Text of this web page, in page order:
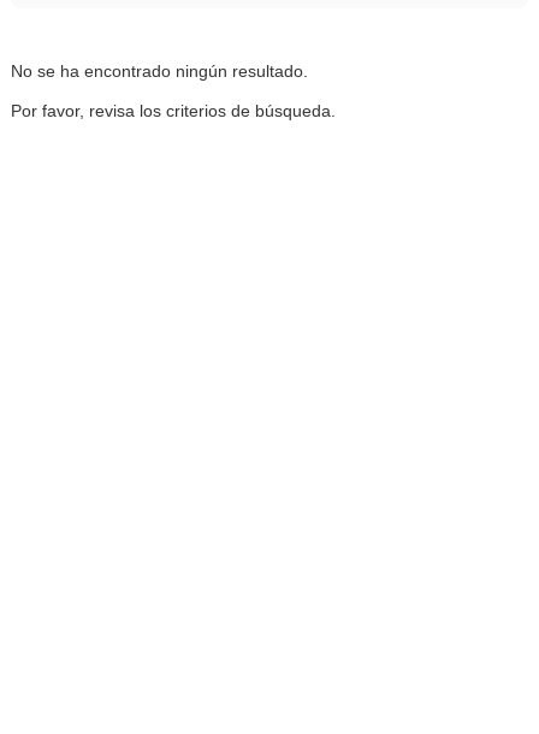
No se ha encontrado ningún resultado.
Por favor, revisa los criterios de búsqueda.